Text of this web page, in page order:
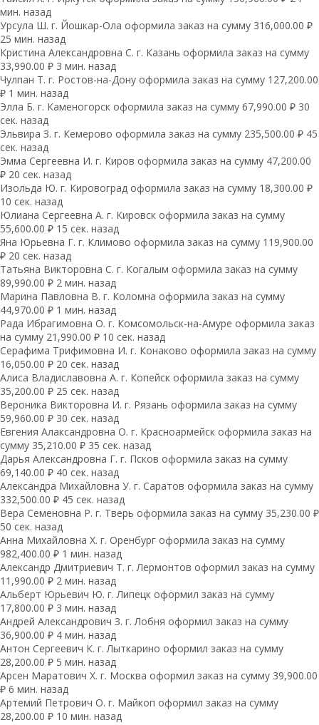
мин. назад
Урсула Ш. г. Йошкар-Ола оформила заказ на сумму 316,000.00 ₽
25 мин. назад
Кристина Александровна С. г. Казань оформила заказ на сумму
33,990.00 ₽ 3 мин. назад
Чулпан Т. г. Ростов-на-Дону оформила заказ на сумму 127,200.00
₽ 1 мин. назад
Элла Б. г. Каменогорск оформила заказ на сумму 67,990.00 ₽ 30
сек. назад
Эльвира З. г. Кемерово оформила заказ на сумму 235,500.00 ₽ 45
сек. назад
Эмма Сергеевна И. г. Киров оформила заказ на сумму 47,200.00
₽ 20 сек. назад
Изольда Ю. г. Кировоград оформила заказ на сумму 18,300.00 ₽
10 сек. назад
Юлиана Сергеевна А. г. Кировск оформила заказ на сумму
55,600.00 ₽ 15 сек. назад
Яна Юрьевна Г. г. Климово оформила заказ на сумму 119,900.00
₽ 20 сек. назад
Татьяна Викторовна С. г. Когалым оформила заказ на сумму
89,990.00 ₽ 2 мин. назад
Марина Павловна В. г. Коломна оформила заказ на сумму
44,970.00 ₽ 1 мин. назад
Рада Ибрагимовна О. г. Комсомольск-на-Амуре оформила заказ
на сумму 21,990.00 ₽ 10 сек. назад
Серафима Трифимовна И. г. Конаково оформила заказ на сумму
16,050.00 ₽ 20 сек. назад
Алиса Владиславовна А. г. Копейск оформила заказ на сумму
35,200.00 ₽ 25 сек. назад
Вероника Викторовна И. г. Рязань оформила заказ на сумму
59,960.00 ₽ 30 сек. назад
Евгения Алаксандровна О. г. Красноармейск оформила заказ на
сумму 35,210.00 ₽ 35 сек. назад
Дарья Александровна Г. г. Псков оформила заказ на сумму
69,140.00 ₽ 40 сек. назад
Александра Михайловна У. г. Саратов оформила заказ на сумму
332,500.00 ₽ 45 сек. назад
Вера Семеновна Р. г. Тверь оформила заказ на сумму 35,230.00 ₽
50 сек. назад
Анна Михайловна Х. г. Оренбург оформила заказ на сумму
982,400.00 ₽ 1 мин. назад
Александр Дмитриевич Т. г. Лермонтов оформил заказ на сумму
11,990.00 ₽ 2 мин. назад
Альберт Юрьевич Ю. г. Липецк оформил заказ на сумму
17,800.00 ₽ 3 мин. назад
Андрей Александрович З. г. Лобня оформил заказ на сумму
36,900.00 ₽ 4 мин. назад
Антон Сергеевич К. г. Лыткарино оформил заказ на сумму
28,200.00 ₽ 5 мин. назад
Арсен Маратович Х. г. Москва оформил заказ на сумму 39,900.00
₽ 6 мин. назад
Артемий Петрович О. г. Майкоп оформил заказ на сумму
28,200.00 ₽ 10 мин. назад